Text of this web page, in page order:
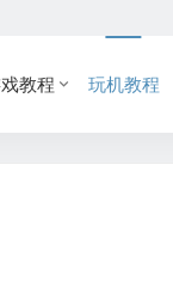
教程 玩机教程